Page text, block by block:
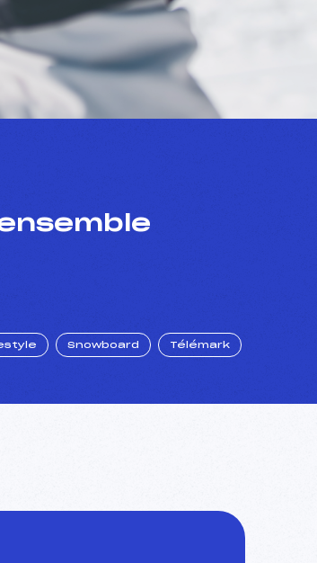
Snowboard Télémark